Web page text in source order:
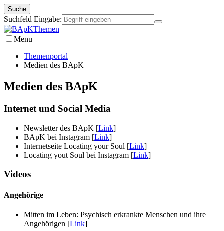
Suche
Suchfeld Eingabe:
Themen
Menu
Themenportal
Medien des BApK
Medien des BApK
Internet und Social Media
Newsletter des BApK [Link]
BApK bei Instagram [Link]
Internetseite Locating your Soul [Link]
Locating yout Soul bei Instagram [Link]
Videos
Angehörige
Mitten im Leben: Psychisch erkrankte Menschen und ihre
Angehörigen [Link]